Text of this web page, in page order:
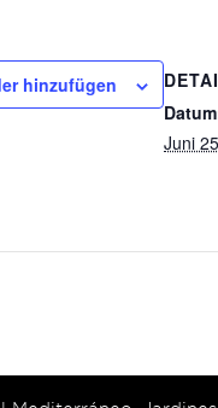
hinzufügen
Juni 25